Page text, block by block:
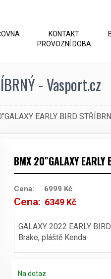
KONTAKT
PROVOZNÍ DOBA
- Vasport.cz
EARLY BIRD
BMX 20″GALAXY EARLY
Cena: 6999Kč
Cena: Původní
cena
byla:
6999 Kč.
6349 Kč
cena
je:
6349 Kč.
GALAXY 2022 EARLY
Brake, pláště Kenda
Na dotaz